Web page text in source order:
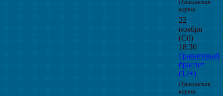
Пушкинская
карта
22
ноября
(Сб)
18:30
Гранатовый
браслет
(12+)
Пушкинская
карта